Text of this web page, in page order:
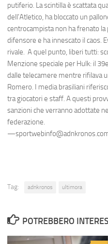
putiferio. La scintilla è scattata
dell'Atletico, ha bloccato un
centrocampista non ha frenato
difensore e ha innescato il caos.
rivale. A quel punto, liberi tutti:
Menzione speciale per Hulk: il
dalle telecamere mentre rifilava
Romero. I media brasiliani
tra giocatori e staff. A questi
sanzioni che verranno adottate
federazione.
Tag: adnkronos ultimora
POTREBBERO